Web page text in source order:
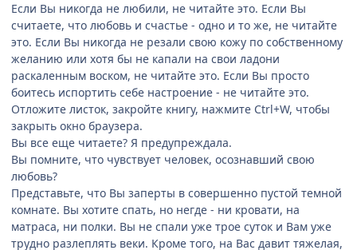
Если Вы никогда не любили, не читайте это. Если Вы
считаете, что любовь и счастье - одно и то же, не читайте
это. Если Вы никогда не резали свою кожу по собственному
желанию или хотя бы не капали на свои ладони
раскаленным воском, не читайте это. Если Вы просто
боитесь испортить себе настроение - не читайте это.
Отложите листок, закройте книгу, нажмите Ctrl+W, чтобы
закрыть окно браузера.
Вы все еще читаете? Я предупреждала.
Вы помните, что чувствует человек, осознавший свою
любовь?
Представьте, что Вы заперты в совершенно пустой темной
комнате. Вы хотите спать, но негде - ни кровати, на
матраса, ни полки. Вы не спали уже трое суток и Вам уже
трудно разлеплять веки. Кроме того, на Вас давит тяжелая,